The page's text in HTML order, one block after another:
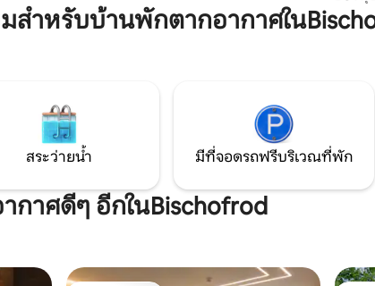
ะดวก
ด์) ได้
สถานที่แข่งขันระดับนานาชาติและสนามตี
เหล็ก) ใช้เวลาเดินทางโดยรถยนต์ภายใน 20
ห่างจ
กับที่พั
ครัว
ำหรับบ้านพักตากอากาศใน
สระว่ายน้ำ มีที่จอดรถฟรีบริเวณที่พัก
กาศดีๆ อีกในBischofrod